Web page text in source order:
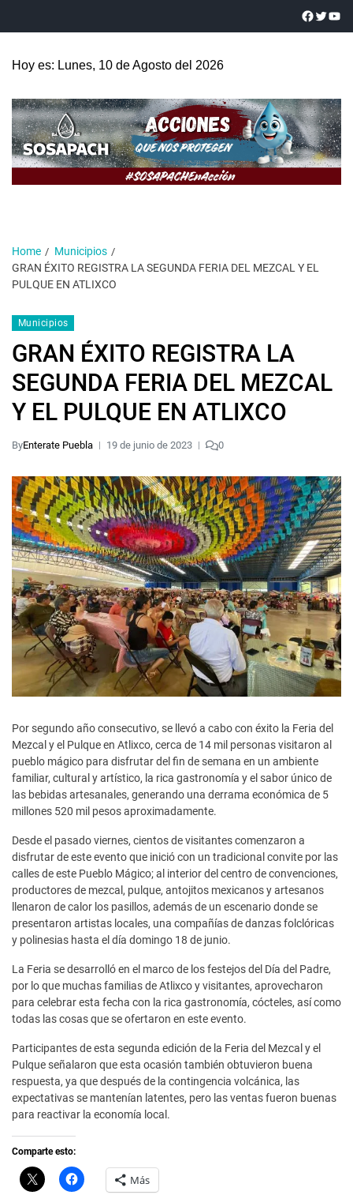
Hoy es: Lunes, 10 de Agosto del 2026
Home
Municipios
GRAN ÉXITO REGISTRA LA SEGUNDA FERIA DEL MEZCAL Y EL
PULQUE EN ATLIXCO
Municipios
GRAN ÉXITO REGISTRA LA
SEGUNDA FERIA DEL MEZCAL
Y EL PULQUE EN ATLIXCO
ByEnterate Puebla 19 de junio de 2023 0
Por segundo año consecutivo, se llevó a cabo con éxito la Feria del
Mezcal y el Pulque en Atlixco, cerca de 14 mil personas visitaron al
pueblo mágico para disfrutar del fin de semana en un ambiente
familiar, cultural y artístico, la rica gastronomía y el sabor único de
las bebidas artesanales, generando una derrama económica de 5
millones 520 mil pesos aproximadamente.
Desde el pasado viernes, cientos de visitantes comenzaron a
disfrutar de este evento que inició con un tradicional convite por las
calles de este Pueblo Mágico; al interior del centro de convenciones,
productores de mezcal, pulque, antojitos mexicanos y artesanos
llenaron de calor los pasillos, además de un escenario donde se
presentaron artistas locales, una compañías de danzas folclóricas
y polinesias hasta el día domingo 18 de junio.
La Feria se desarrolló en el marco de los festejos del Día del Padre,
por lo que muchas familias de Atlixco y visitantes, aprovecharon
para celebrar esta fecha con la rica gastronomía, cócteles, así como
todas las cosas que se ofertaron en este evento.
Participantes de esta segunda edición de la Feria del Mezcal y el
Pulque señalaron que esta ocasión también obtuvieron buena
respuesta, ya que después de la contingencia volcánica, las
expectativas se mantenían latentes, pero las ventas fueron buenas
para reactivar la economía local.
Comparte esto:
C
l
H
a Más